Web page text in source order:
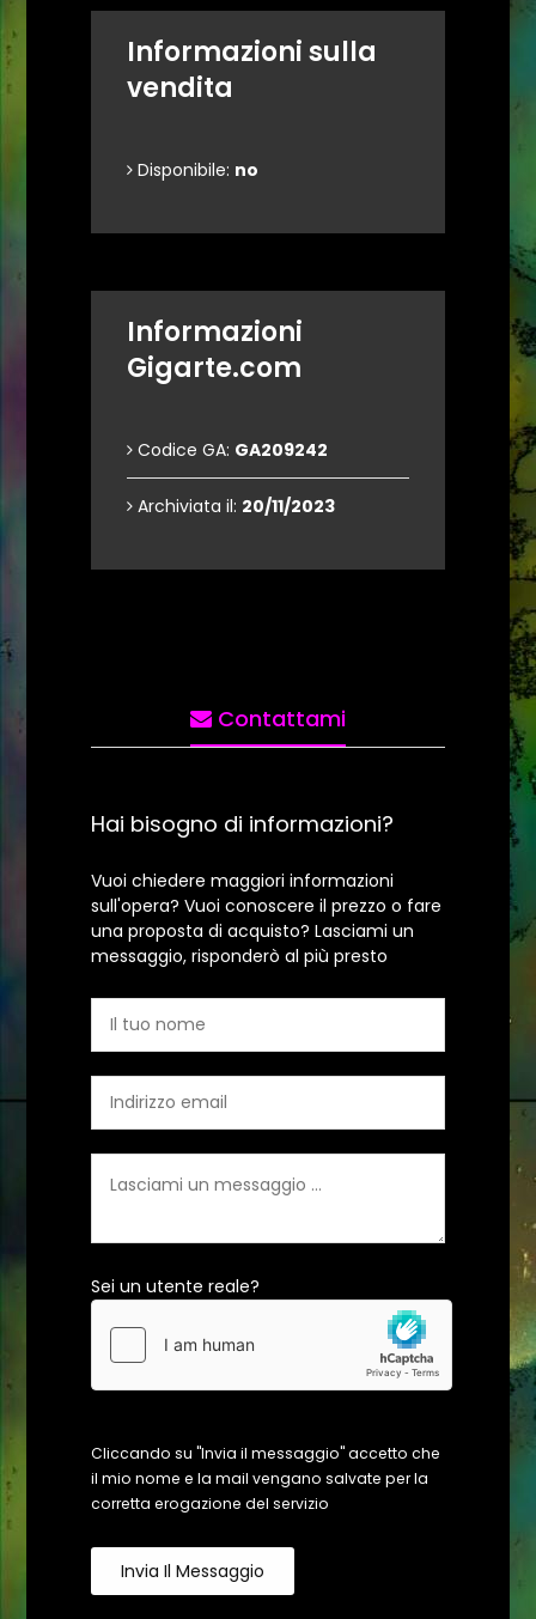
Informazioni sulla
vendita
Disponibile: no
Informazioni
Gigarte.com
Codice GA: GA209242
Archiviata il: 20/11/2023
Contattami
Hai bisogno di informazioni?
Vuoi chiedere maggiori informazioni
sull'opera? Vuoi conoscere il prezzo o fare
una proposta di acquisto? Lasciami un
messaggio, risponderò al più presto
Sei un utente reale?
Cliccando su "Invia il messaggio" accetto che
il mio nome e la mail vengano salvate per la
corretta erogazione del servizio
Invia Il Messaggio